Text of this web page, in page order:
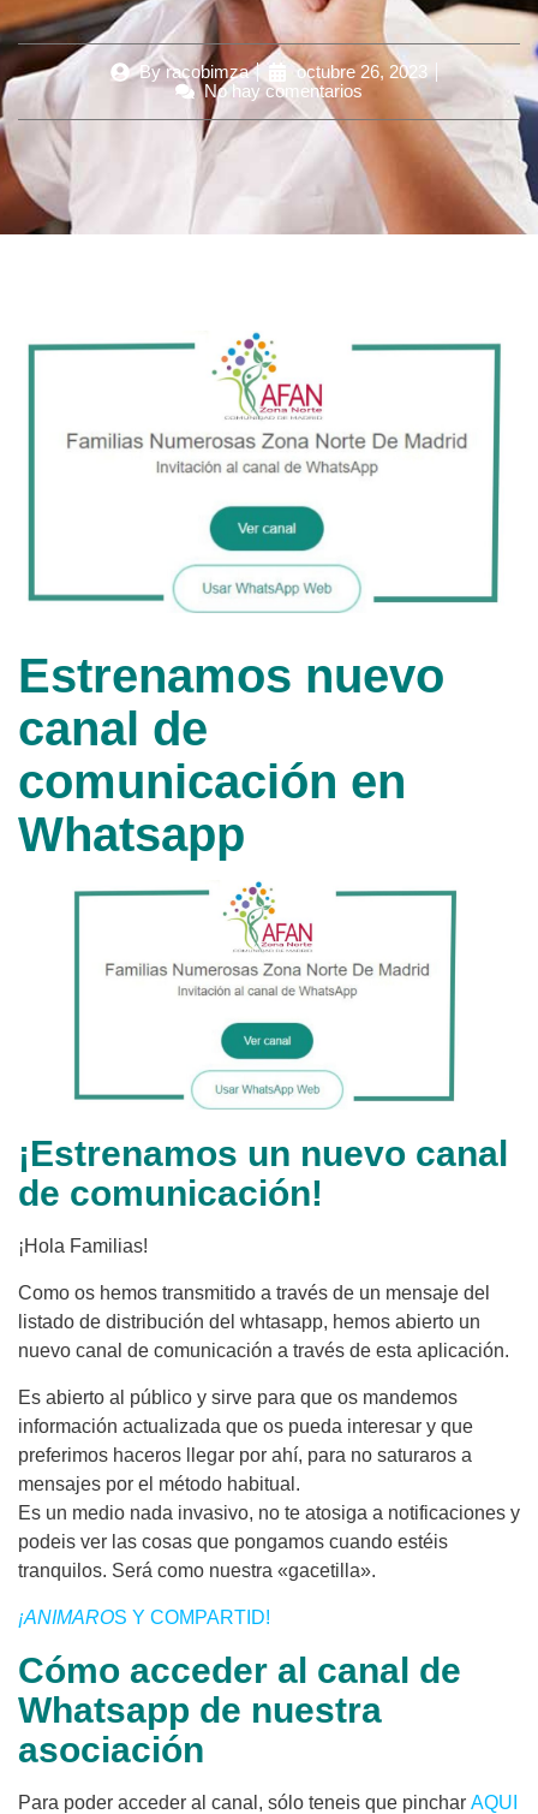
Byracobimza
octubre 26, 2023
No hay comentarios
Estrenamos nuevo
canal de
comunicación en
Whatsapp
¡Estrenamos un nuevo canal
de comunicación!
¡Hola Familias!
Como os hemos transmitido a través de un mensaje del
listado de distribución del whtasapp, hemos abierto un
nuevo canal de comunicación a través de esta aplicación.
Es abierto al público y sirve para que os mandemos
información actualizada que os pueda interesar y que
preferimos haceros llegar por ahí, para no saturaros a
mensajes por el método habitual.
Es un medio nada invasivo, no te atosiga a notificaciones y
podeis ver las cosas que pongamos cuando estéis
tranquilos. Será como nuestra «gacetilla».
¡ANIMAROS Y COMPARTID!
Cómo acceder al canal de
Whatsapp de nuestra
asociación
Para poder acceder al canal, sólo teneis que pinchar AQUI